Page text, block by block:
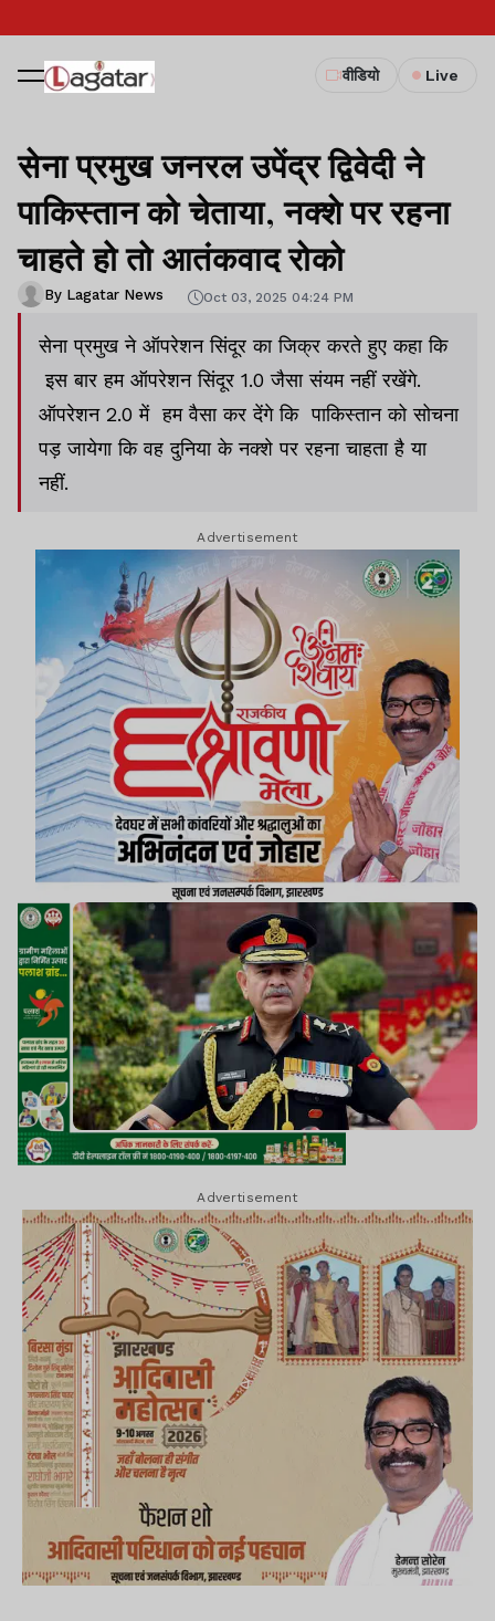
वीडियो Live
सेना प्रमुख जनरल उपेंद्र द्विवेदी ने
पाकिस्तान को चेताया, नक्शे पर रहना
चाहते हो तो आतंकवाद रोको
By Lagatar News Oct 03, 2025 04:24 PM
सेना प्रमुख ने ऑपरेशन सिंदूर का जिक्र करते हुए कहा कि
इस बार हम ऑपरेशन सिंदूर 1.0 जैसा संयम नहीं रखेंगे.
ऑपरेशन 2.0 में हम वैसा कर देंगे कि पाकिस्तान को सोचना
पड़ जायेगा कि वह दुनिया के नक्शे पर रहना चाहता है या
नहीं.
Advertisement
Advertisement